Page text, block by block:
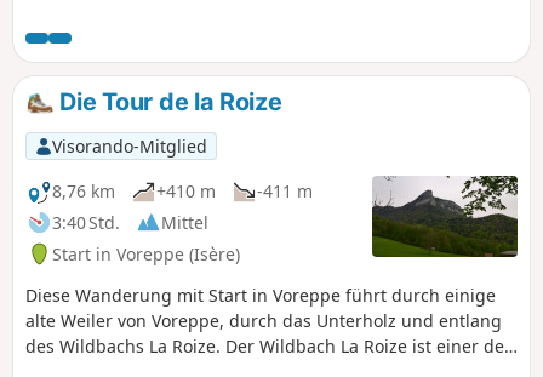
Die Tour de la Roize
Visorando-Mitglied
8,76 km
+410 m
-411 m
3:40 Std.
Mittel
Start in Voreppe (Isère)
Diese Wanderung mit Start in Voreppe führt durch einige
alte Weiler von Voreppe, durch das Unterholz und entlang
des Wildbachs La Roize. Der Wildbach La Roize ist einer der